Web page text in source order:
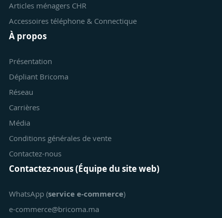
Articles ménagers CHR
Accessoires téléphone & Connectique
À propos
Présentation
Dépliant Bricoma
Réseau
Carrières
Média
Conditions générales de vente
Contactez-nous
Contactez-nous (Équipe du site web)
WhatsApp (service e-commerce)
e-commerce@bricoma.ma